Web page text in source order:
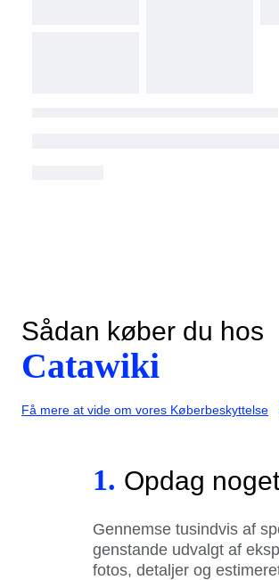
Sådan køber du hos
Catawiki
Få mere at vide om vores Køberbeskyttelse
1. Opdag
Gennemse tusindvis af
genstande udvalgt af
fotos, detaljer og